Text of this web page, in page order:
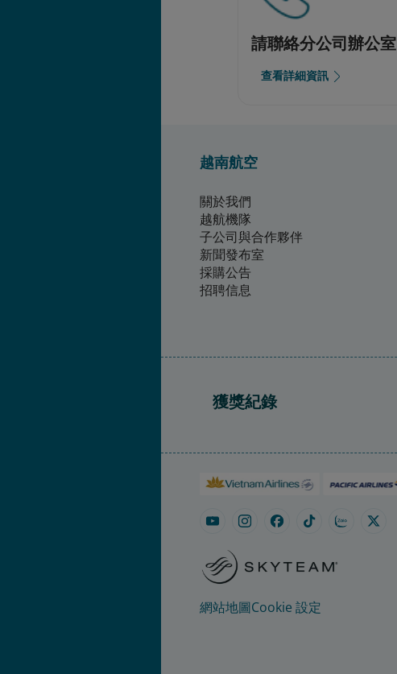
請聯絡分公司辦公室
查看詳細資訊
越南航空
關於我們
越航機隊
子公司與合作夥伴
新聞發布室
採購公告
招聘信息
獲獎紀錄
網站地圖Cookie 設定